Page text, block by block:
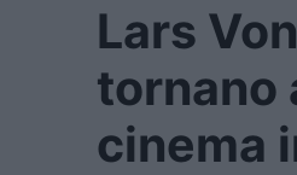
Lars
tornano
cinema